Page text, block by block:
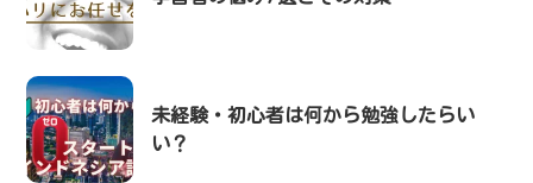
未経験・初心者は何から勉強したらい
い？